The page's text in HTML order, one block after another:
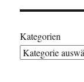
Kategorien